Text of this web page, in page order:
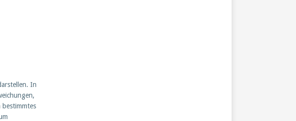
In